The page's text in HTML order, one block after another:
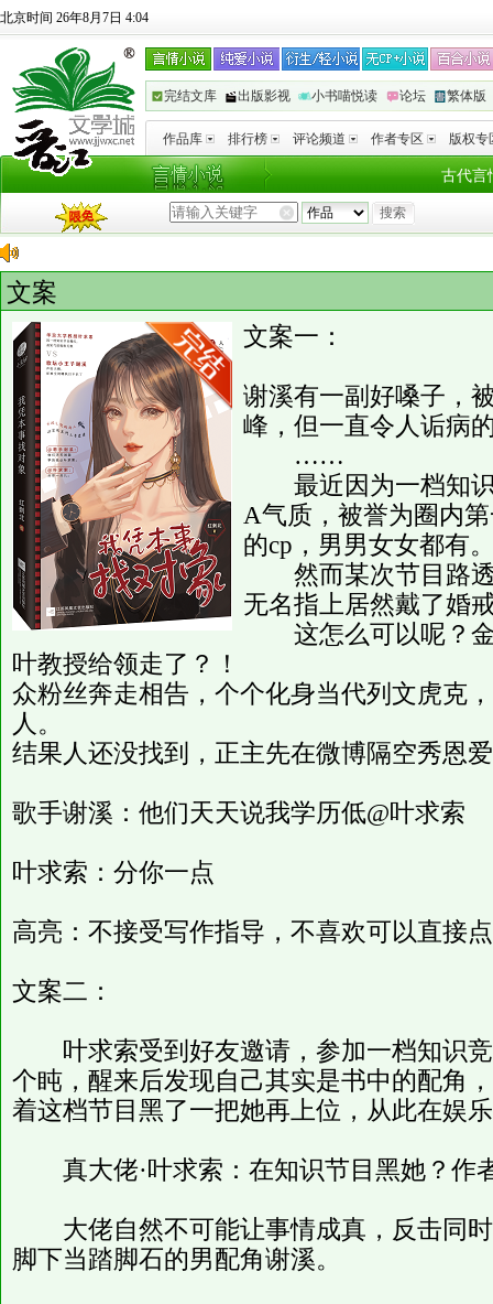
北京时间 26年8月7日 4:04
完结文库 出版影视 小书喵悦读 论坛 繁体版
作品库 排行榜 评论频道 作者专区 版权专
古代言
文案
文案一：
谢溪有一副好嗓子，
峰，但一直令人诟病
……
最近因为一档知识
A气质，被誉为圈内
的cp，男男女女都有
然而某次节目路透
无名指上居然戴了婚
这怎么可以呢？金
叶教授给领走了？！
众粉丝奔走相告，个个化身当代列文虎克
人。
结果人还没找到，正主先在微博隔空秀恩
歌手谢溪：他们天天说我学历低@叶求索
叶求索：分你一点
高亮：不接受写作指导，不喜欢可以直接
文案二：
叶求索受到好友邀请，参加一档知识竞
个盹，醒来后发现自己其实是书中的配角
着这档节目黑了一把她再上位，从此在娱
真大佬·叶求索：在知识节目黑她？作
大佬自然不可能让事情成真，反击同时
脚下当踏脚石的男配角谢溪。